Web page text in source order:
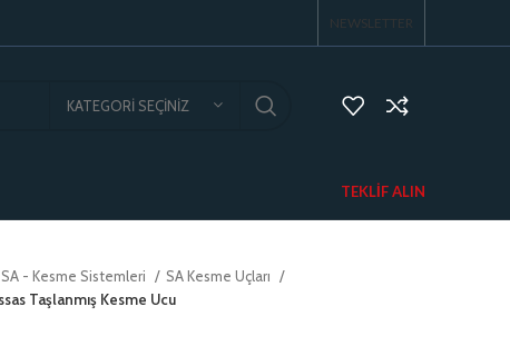
NEWSLETTER
KATEGORI SEÇINIZ
TEKLIF ALIN
SA - Kesme Sistemleri
SA Kesme Uçları
Taşlanmış Kesme Ucu